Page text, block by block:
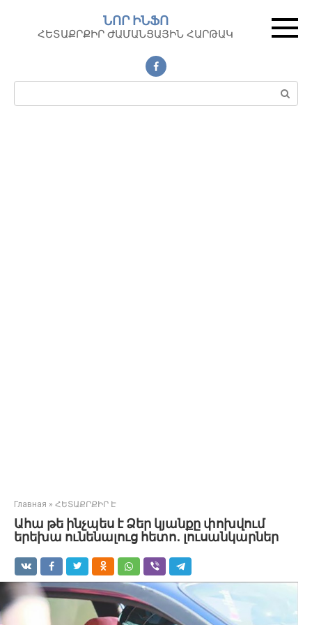
контенту
ՆՈՐ ԻՆՖՈ
ՀԵՏԱՔՐՔԻՐ ԺԱՄԱՆՑԱՅԻՆ ՀԱՐԹԱԿ
Поиск:
Главная » ՀԵՏԱՔՐՔԻՐ Է
Ահա թե ինչպես է Ձեր կյանքը փոխվում
երեխա ունենալուց հետո․ լուսանկարներ